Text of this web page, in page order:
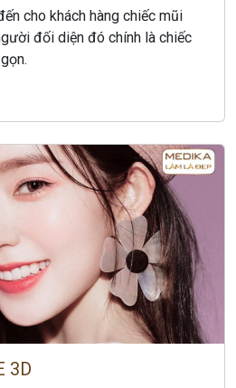
cho khách hàng chiếc mũi
đối diện đó chính là chiếc
3D